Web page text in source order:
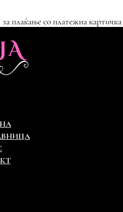
за плаќање со платежна